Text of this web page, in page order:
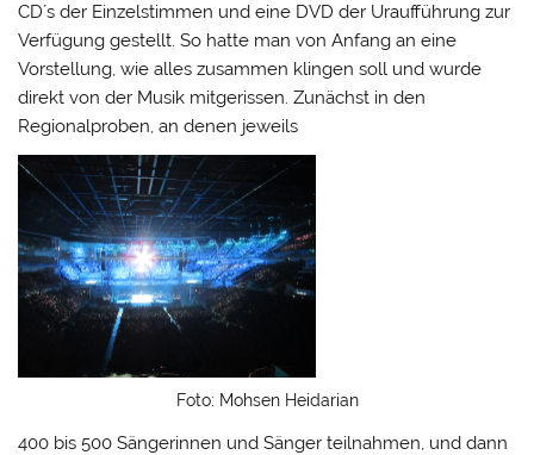
CD´s der Einzelstimmen und eine DVD der Uraufführung zur
Verfügung gestellt. So hatte man von Anfang an eine
Vorstellung, wie alles zusammen klingen soll und wurde
direkt von der Musik mitgerissen. Zunächst in den
Regionalproben, an denen jeweils
Foto: Mohsen Heidarian
400 bis 500 Sängerinnen und Sänger teilnahmen, und dann